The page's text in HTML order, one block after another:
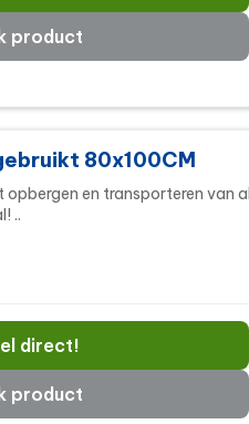
product
80x100CM
en transporteren van
..
direct!
product